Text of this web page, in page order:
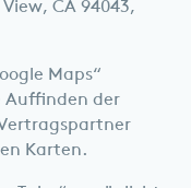
CA 94043,
Maps“
Auffinden der
Karten.